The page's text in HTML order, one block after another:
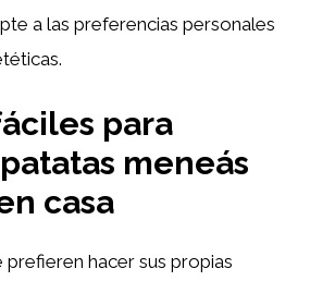
a las preferencias personales
para
meneás
casa
prefieren hacer sus propias